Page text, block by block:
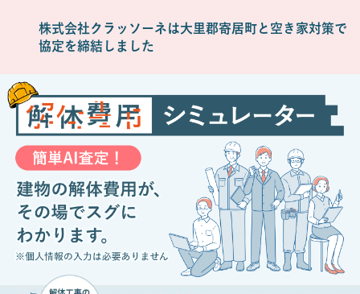
株式会社クラッソーネは大里郡寄居町と空き家対策で
協定を締結しました